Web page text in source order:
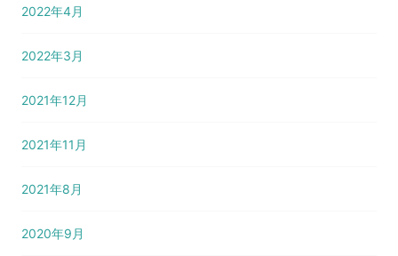
2022年4月
2022年3月
2021年12月
2021年11月
2021年8月
2020年9月